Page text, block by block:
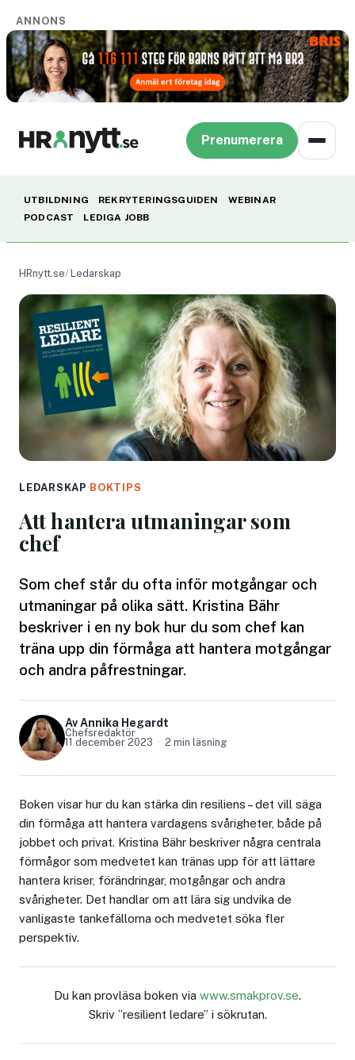
ANNONS
Prenumerera
UTBILDNING REKRYTERINGSGUIDEN
WEBINAR
PODCAST
LEDIGA JOBB
HRnytt.se Ledarskap
LEDARSKAP · BOKTIPS
Att hantera utmaningar som
chef
Som chef står du ofta inför motgångar och
utmaningar på olika sätt. Kristina Bähr
beskriver i en ny bok hur du som chef kan
träna upp din förmåga att hantera motgångar
och andra påfrestningar.
Av Annika Hegardt
Chefsredaktör
11 december 2023
2 min läsning
Boken visar hur du kan stärka din resiliens – det vill säga
din förmåga att hantera vardagens svårigheter, både på
jobbet och privat. Kristina Bähr beskriver några centrala
förmågor som medvetet kan tränas upp för att lättare
hantera kriser, förändringar, motgångar och andra
svårigheter. Det handlar om att lära sig undvika de
vanligaste tankefällorna och medvetet söka fler
perspektiv.
Du kan provläsa boken via www.smakprov.se.
Skriv ”resilient ledare” i sökrutan.